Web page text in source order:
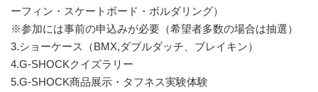
ーフィン・スケートボード・ボルダリング）
※参加には事前の申込みが必要（希望者多数の場合は抽選）
3.ショーケース（BMX,ダブルダッチ、ブレイキン）
4.G-SHOCKクイズラリー
5.G-SHOCK商品展示・タフネス実験体験